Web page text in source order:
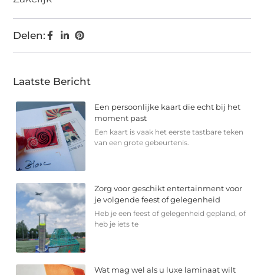
Delen:
Laatste Bericht
Een persoonlijke kaart die echt bij het
moment past
Een kaart is vaak het eerste tastbare teken
van een grote gebeurtenis.
Zorg voor geschikt entertainment voor
je volgende feest of gelegenheid
Heb je een feest of gelegenheid gepland, of
heb je iets te
Wat mag wel als u luxe laminaat wilt